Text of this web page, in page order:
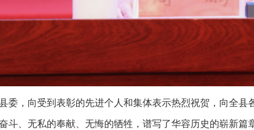
，向受到表彰的先进个人和集体表示热烈祝贺，向全县
斗、无私的奉献、无悔的牺牲，谱写了华容历史的崭新